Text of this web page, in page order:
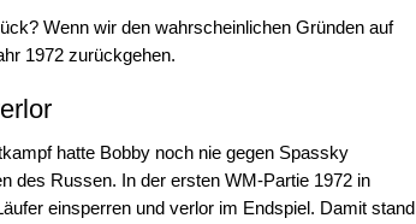
Wenn wir den wahrscheinlichen Gründen auf
1972 zurückgehen.
hatte Bobby noch nie gegen Spassky
des Russen. In der ersten WM-Partie 1972 in
einsperren und verlor im Endspiel. Damit stand